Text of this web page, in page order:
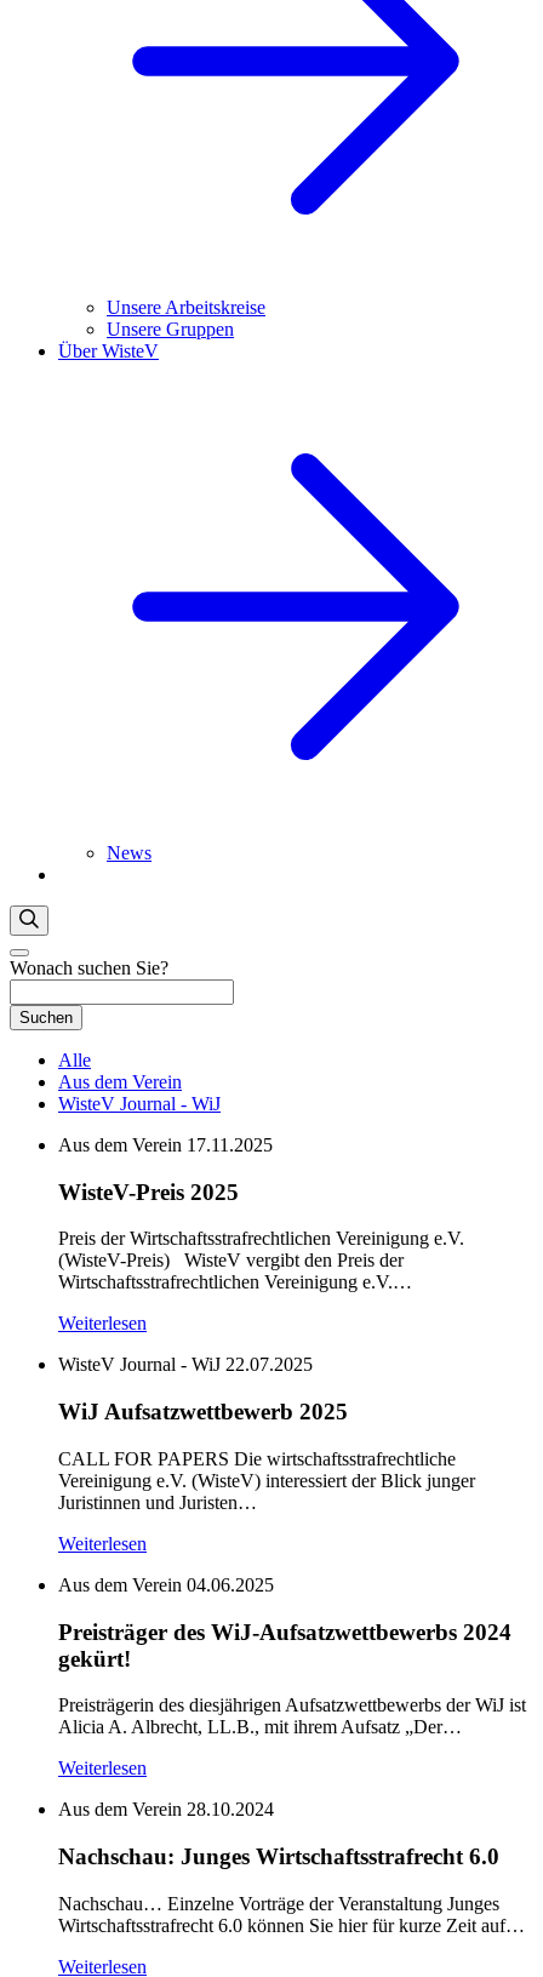
Unsere Arbeitskreise
Unsere Gruppen
Über WisteV
News
Wonach suchen Sie?
Suchen
Alle
Aus dem Verein
WisteV Journal - WiJ
Aus dem Verein 17.11.2025
WisteV-Preis 2025
Preis der Wirtschaftsstrafrechtlichen Vereinigung e.V.
(WisteV-Preis) WisteV vergibt den Preis der
Wirtschaftsstrafrechtlichen Vereinigung e.V.…
Weiterlesen
WisteV Journal - WiJ 22.07.2025
WiJ Aufsatzwettbewerb 2025
CALL FOR PAPERS Die wirtschaftsstrafrechtliche
Vereinigung e.V. (WisteV) interessiert der Blick junger
Juristinnen und Juristen…
Weiterlesen
Aus dem Verein 04.06.2025
Preisträger des WiJ-Aufsatzwettbewerbs 2024
gekürt!
Preisträgerin des diesjährigen Aufsatzwettbewerbs der WiJ ist
Alicia A. Albrecht, LL.B., mit ihrem Aufsatz „Der…
Weiterlesen
Aus dem Verein 28.10.2024
Nachschau: Junges Wirtschaftsstrafrecht 6.0
Nachschau… Einzelne Vorträge der Veranstaltung Junges
Wirtschaftsstrafrecht 6.0 können Sie hier für kurze Zeit auf…
Weiterlesen